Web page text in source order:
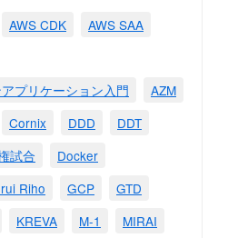
AWS CDK
AWS SAA
プリケーション入門
AZM
Cornix DDD
DDT
試合
Docker
Riho GCP
GTD
KREVA M-1 MIRAI